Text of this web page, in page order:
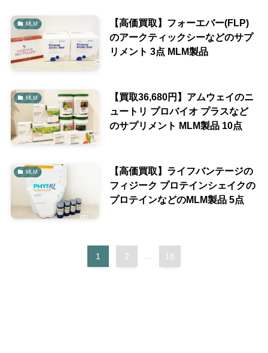
MLM
【高価買取】フォーエバー(FLP)
のアークティックシーなどのサプ
リメント 3点 MLM製品
MLM
【買取36,680円】アムウェイのニ
ュートリ プロバイオ プラスなど
のサプリメント MLM製品 10点
MLM
【高価買取】ライフバンテージの
フィジーク プロテインシェイクの
プロテインなどのMLM製品 5点
1 2 18